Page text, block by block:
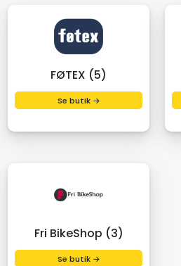
FØTEX (5)
Se butik →
Fri BikeShop (3)
Se butik →